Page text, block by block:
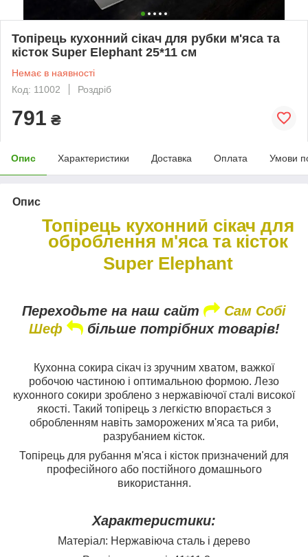
Топірець кухонний сікач для рубки м'яса та
кісток Super Elephant 25*11 см
Немає в наявності
Код: 11002
Роздріб
791 ₴
Опис Характеристики Доставка Оплата Умови
Опис
Топірець кухонний сікач для
оброблення м'яса та кісток
Super Elephant
Переходьте на наш сайт
Сам Собі
Шеф
більше потрібних товарів!
Кухонна сокира сікач із зручним хватом, важкої
робочою частиною і оптимальною формою. Лезо
кухонного сокири зроблено з нержавіючої сталі високої
якості. Такий топірець з легкістю впорається з
обробленням навіть заморожених м'яса та риби,
разрубанием кісток.
Топірець для рубання м'яса і кісток призначений для
професійного або постійного домашнього
використання.
Характеристики:
Матеріал: Нержавіюча сталь і дерево